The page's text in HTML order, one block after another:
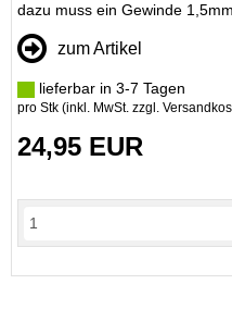
dazu muss ein Gewinde
zum Artikel
lieferbar in 3-7 Tagen
pro Stk (inkl. MwSt. zzgl.
24,95 EUR